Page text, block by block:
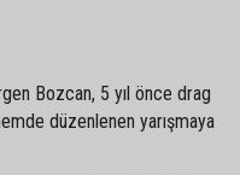
Bozcan, 5 yıl önce drag
düzenlenen yarışmaya